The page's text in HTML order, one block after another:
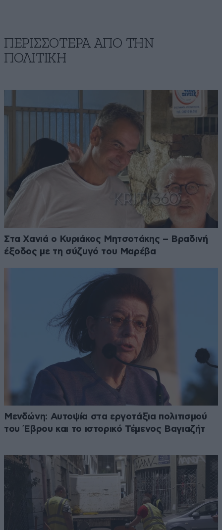
ΠΕΡΙΣΣΟΤΕΡΑ ΑΠΟ ΤΗΝ
ΠΟΛΙΤΙΚΗ
Στα Χανιά ο Κυριάκος Μητσοτάκης – Βραδινή
έξοδος με τη σύζυγό του Μαρέβα
Μενδώνη: Αυτοψία στα εργοτάξια πολιτισμού
του Έβρου και το ιστορικό Τέμενος Βαγιαζήτ